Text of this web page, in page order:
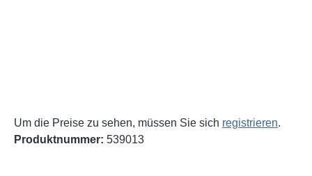
Um die Preise zu sehen, müssen Sie sich registrieren.
Produktnummer: 539013